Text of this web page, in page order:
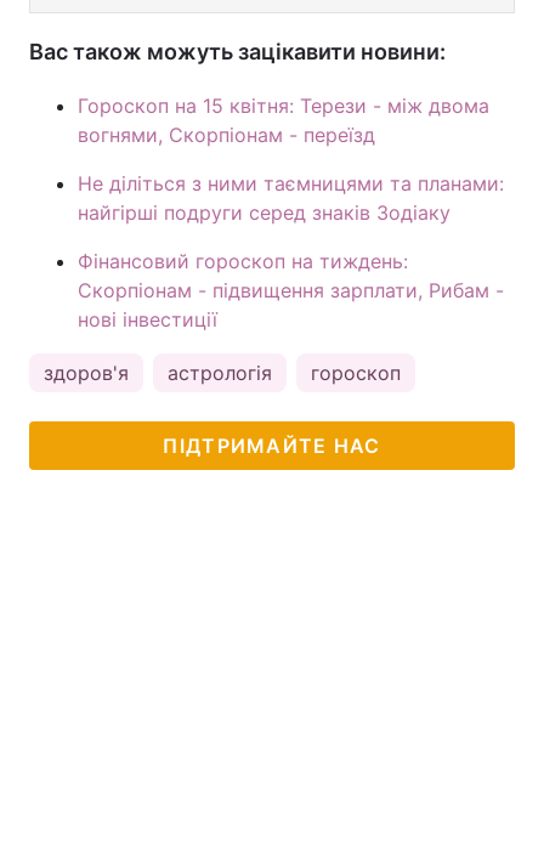
Вас також можуть зацікавити новини:
Гороскоп на 15 квітня: Терези - між двома
вогнями, Скорпіонам - переїзд
Не діліться з ними таємницями та планами:
найгірші подруги серед знаків Зодіаку
Фінансовий гороскоп на тиждень:
Скорпіонам - підвищення зарплати, Рибам -
нові інвестиції
здоров'я астрологія гороскоп
ПІДТРИМАЙТЕ НАС